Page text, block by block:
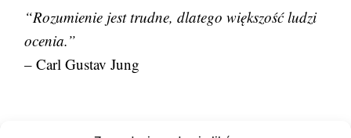
“Rozumienie jest trudne, dlatego większość ludzi
ocenia.”
– Carl Gustav Jung